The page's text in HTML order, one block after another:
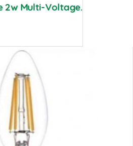
2w Multi-Voltage.